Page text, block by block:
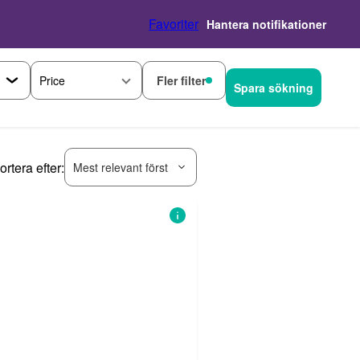
Favoriter Hantera notifikationer
Price Fler filter Spara sökning
efter: Mest relevant först